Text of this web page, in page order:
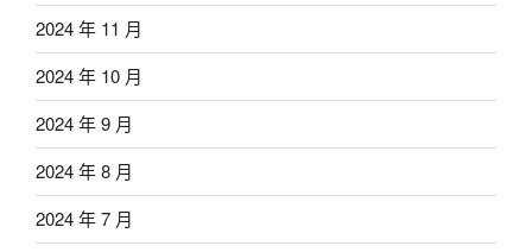
2024 年 11 月
2024 年 10 月
2024 年 9 月
2024 年 8 月
2024 年 7 月